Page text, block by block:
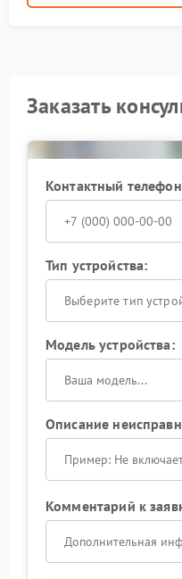
Заказать
Контактный
Тип устройства:
Выберите тип
Модель устройства:
Описание
Комментарий к